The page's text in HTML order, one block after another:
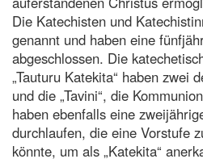
Die Katechisten und
genannt und haben eine
abgeschlossen. Die
„Tauturu Katekita“ haben zwei
und die „Tavini“, die
haben ebenfalls eine
durchlaufen, die eine Vorstufe
könnte, um als „Katekita“